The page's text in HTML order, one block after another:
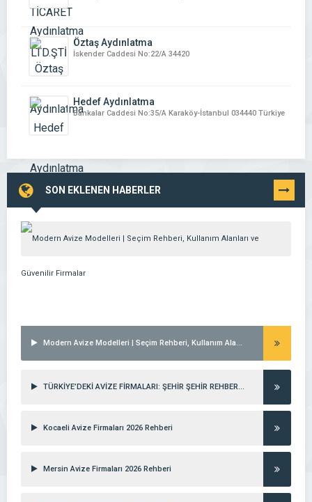
Öztaş Aydınlatma
İskender Caddesi No:22/A 34420
Hedef Aydınlatma
Bankalar Caddesi No:35/A Karaköy-İstanbul 034440 Türkiye
SON EKLENEN HABERLER TÜMÜNÜ
GÖR
Modern Avize Modelleri | Seçim Rehberi, Kullanım Alanları ve Güvenilir Firmalar
TÜRKİYE’DEKİ AVİZE FİRMALARI: ŞEHİR ŞEHİR REHBER (2026)
Kocaeli Avize Firmaları 2026 Rehberi
Mersin Avize Firmaları 2026 Rehberi